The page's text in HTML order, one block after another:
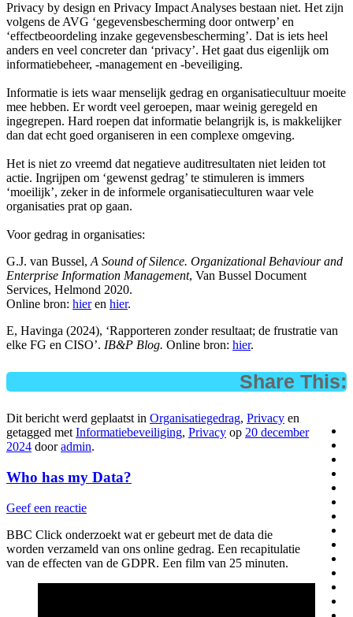
Privacy by design en Privacy Impact Analyses bestaan niet. Het zijn
volgens de AVG ‘gegevensbescherming door ontwerp’ en
‘effectbeoordeling inzake gegevensbescherming’. Dat is iets heel
anders en veel concreter dan ‘privacy’. Het gaat dus eigenlijk om
informatiebeheer, -management en -beveiliging.
Informatie is iets waar menselijk gedrag en organisatiecultuur moeite
mee hebben. Er wordt veel geroepen, maar weinig geregeld en
ingegrepen. Hard roepen dat informatie belangrijk is, is makkelijker
dan dat echt goed organiseren in een complexe omgeving.
Het is niet zo vreemd dat negatieve auditresultaten niet leiden tot
actie. Ingrijpen om ‘gewenst gedrag’ te stimuleren is immers
‘moeilijk’, zeker in de informele organisatieculturen waar vele
organisaties prat op gaan.
Voor gedrag in organisaties:
G.J. van Bussel, A Sound of Silence. Organizational Behaviour and
Enterprise Information Management, Van Bussel Document
Services, Helmond 2020.
Online bron: hieren hier.
E, Havinga (2024), ‘Rapporteren zonder resultaat; de frustratie van
elke FG en CISO’. IB&P Blog. Online bron: hier.
Share This:
Dit bericht werd geplaatst in Organisatiegedrag, Privacy en
getagged met Informatiebeveiliging, Privacy op 20 december
2024 dooradmin.
Who has my Data?
Geef een reactie
BBC Click onderzoekt wat er gebeurt met de data die
worden verzameld van ons online gedrag. Een recapitulatie
van de effecten van de GDPR. Een film van 25 minuten.